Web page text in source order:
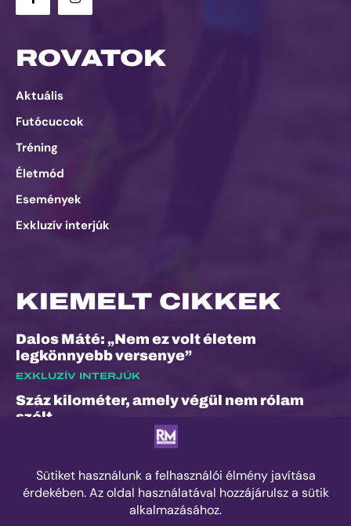
ROVATOK
Aktuális
Futócuccok
Tréning
Életmód
Események
Exkluzív interjúk
KIEMELT CIKKEK
Dalos Máté: „Nem ez volt életem
legkönnyebb versenye”
EXKLUZÍV INTERJÚK
Száz kilométer, amely végül nem rólam
szólt
fájdalom és a szenvedés nem rossz dolog”
– Interjú Lénárt Krisztiánnal, a Daráló új
pályacsúcstartójával